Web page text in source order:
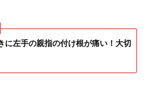
に左手の親指の付け根が痛い！大切